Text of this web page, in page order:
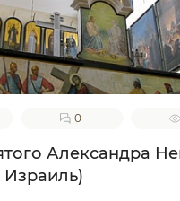
0
Александра